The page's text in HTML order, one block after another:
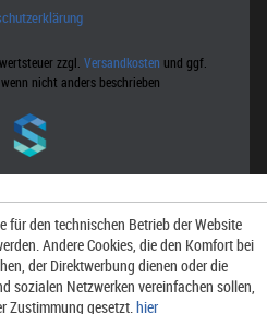
zzgl. Versandkosten und ggf.
nicht anders beschrieben
für den technischen Betrieb der Website
Andere Cookies, die den Komfort bei
der Direktwerbung dienen oder die
sozialen Netzwerken vereinfachen sollen,
Zustimmung gesetzt.hier